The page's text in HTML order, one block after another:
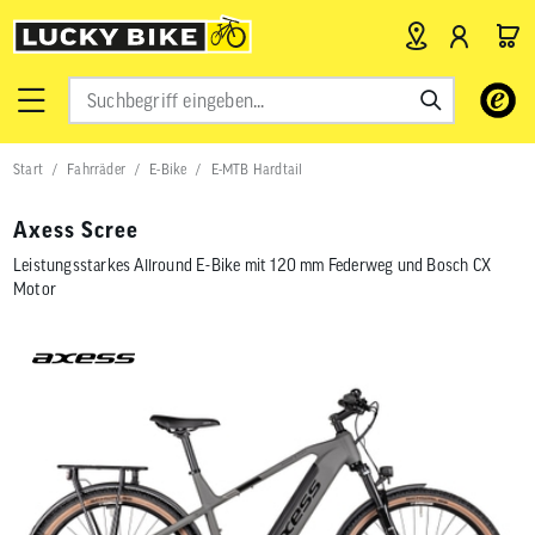
Verwende
Pfeile
nach
das
zu
gelangen.
Start Fahrräder E-Bike E-MTB Hardtail
Axess Scree
Leistungsstarkes Allround E-Bike mit 120 mm Federweg und Bosch CX
Motor